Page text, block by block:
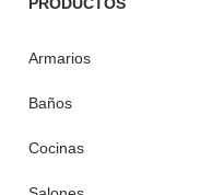
Armarios
Baños
Cocinas